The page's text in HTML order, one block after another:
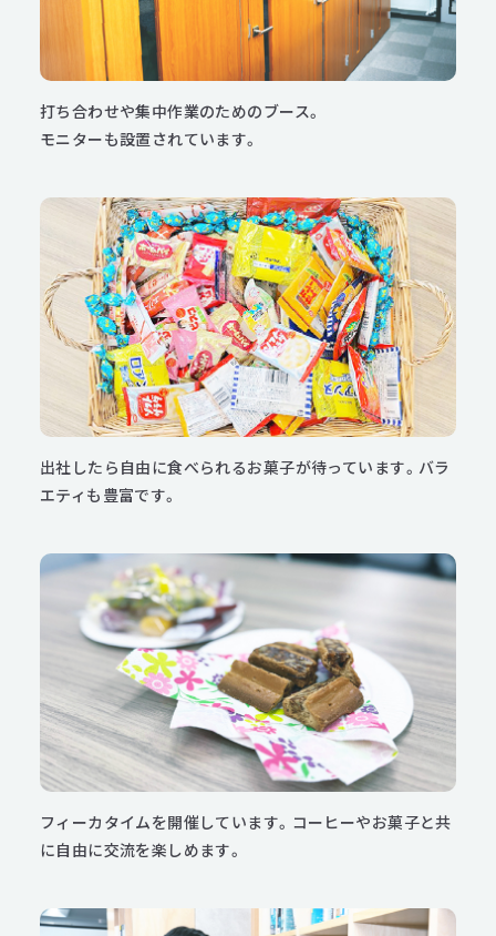
打ち合わせや集中作業のためのブース。
モニターも設置されています。
出社したら自由に食べられるお菓子が待っています。バラ
エティも豊富です。
フィーカタイムを開催しています。コーヒーやお菓子と共
に自由に交流を楽しめます。